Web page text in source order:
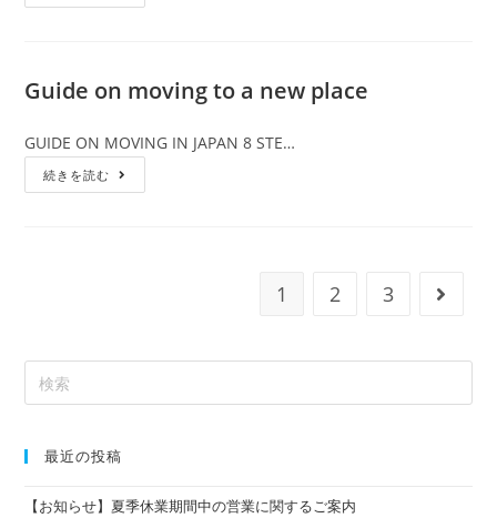
Guide on moving to a new place
GUIDE ON MOVING IN JAPAN 8 STE…
続きを読む
1 2 3
最近の投稿
【お知らせ】夏季休業期間中の営業に関するご案内